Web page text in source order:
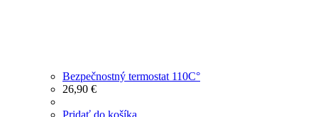
Bezpečnostný termostat 110C°
26,90 €
Pridať do košíka